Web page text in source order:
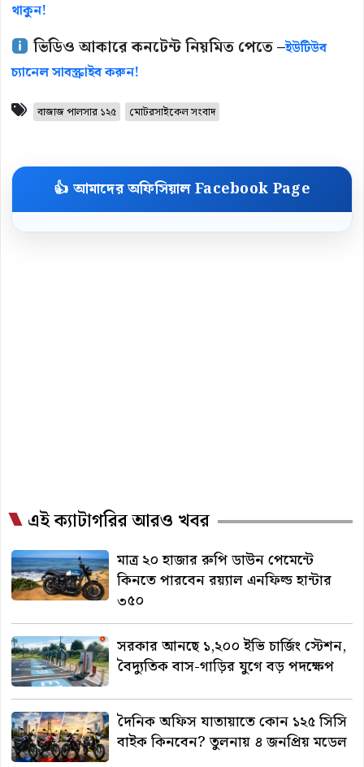
থাকুন!
ভিডিও আকারে কনটেন্ট নিয়মিত পেতে –ইউটিউব
চ্যানেল সাবস্ক্রাইব করুন!
বাজাজ পালসার ১২৫ মোটরসাইকেল সংবাদ
👍 আমাদের অফিসিয়াল Facebook Page
এই ক্যাটাগরির আরও খবর
মাত্র ২০ হাজার রুপি ডাউন পেমেন্টে
কিনতে পারবেন রয়্যাল এনফিল্ড হান্টার
৩৫০
সরকার আনছে ১,২০০ ইভি চার্জিং স্টেশন,
বৈদ্যুতিক বাস-গাড়ির যুগে বড় পদক্ষেপ
দৈনিক অফিস যাতায়াতে কোন ১২৫ সিসি
বাইক কিনবেন? তুলনায় ৪ জনপ্রিয় মডেল